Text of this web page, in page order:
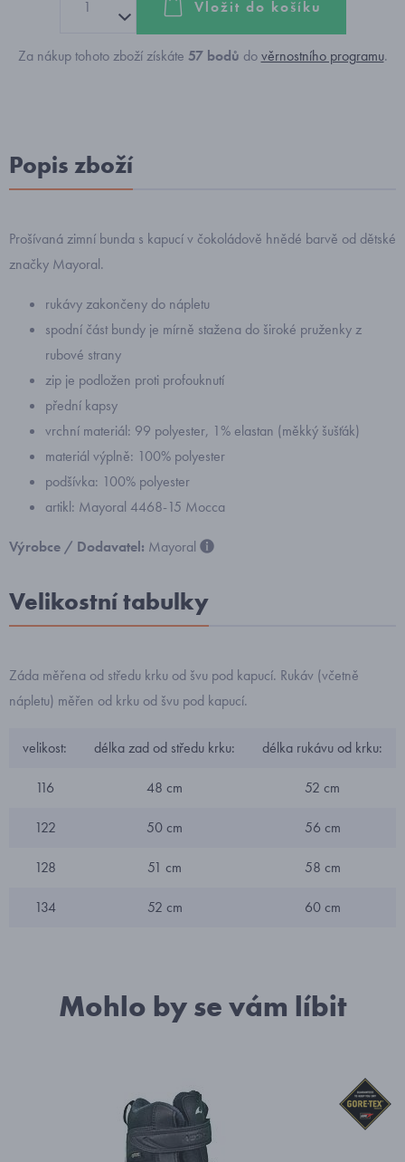
Vložit do košíku
Za nákup tohoto zboží získáte 57bodů dověrnostního programu.
Popis zboží
Prošívaná zimní bunda s kapucí v čokoládově hnědé barvě od dětské
značky Mayoral.
rukávy zakončeny do nápletu
spodní část bundy je mírně stažena do široké pruženky z
rubové strany
zip je podložen proti profouknutí
přední kapsy
vrchní materiál: 99 polyester, 1% elastan (měkký šušťák)
materiál výplně: 100% polyester
podšívka: 100% polyester
artikl: Mayoral 4468-15 Mocca
Výrobce / Dodavatel: Mayoral
Velikostní tabulky
Záda měřena od středu krku od švu pod kapucí. Rukáv (včetně
nápletu) měřen od krku od švu pod kapucí.
velikost: délka zad od středu krku: délka rukávu od krku:
116 48 cm 52 cm
122 50 cm 56 cm
128 51 cm 58 cm
134 52 cm 60 cm
Mohlo by se vám líbit